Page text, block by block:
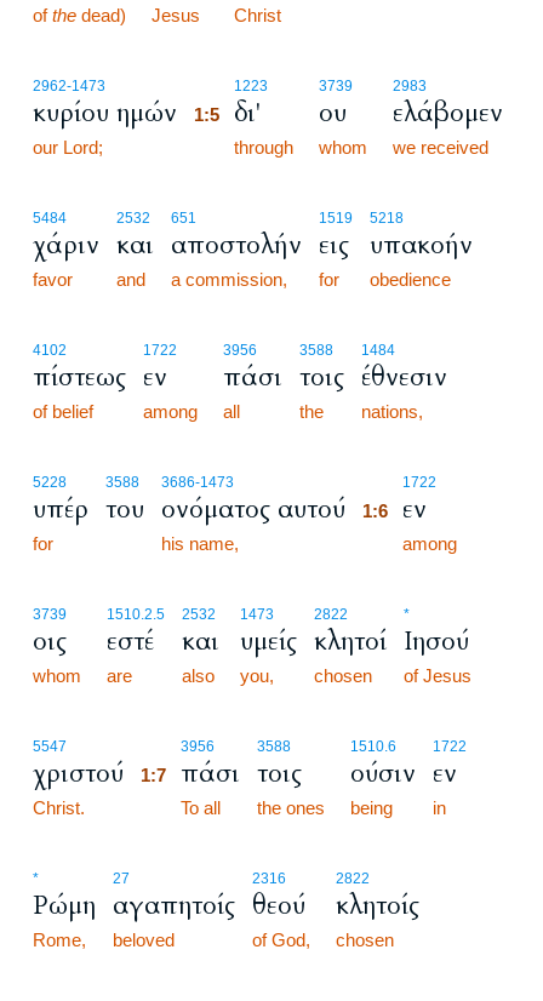
ofthe dead) Jesus Christ
2962-1473
κυρίου ημών
our Lord;
1223
1:5 δι'
through
3739
ου
whom
2983
ελάβομεν
we received
5484
χάριν
favor
2532
και
and
651
αποστολήν
a commission,
1519
εις
for
5218
υπακοήν
obedience
4102
πίστεως
of belief
1722
εν
among
3956
πάσι
all
3588
τοις
the
1484
έθνεσιν
nations,
5228
υπέρ
for
3588
του
3686-1473
ονόματος αυτού
his name,
1722
1:6 εν
among
3739
οις
whom
1510.2.5
εστέ
are
2532
και
also
1473
υμείς
you,
2822
κλητοί
chosen
*
Ιησού
of Jesus
5547
χριστού
Christ.
3956
1:7 πάσι
To all
3588
τοις
the ones
1510.6
ούσιν
being
1722
εν
in
*
Ρώμη
Rome,
27
αγαπητοίς
beloved
2316
θεού
of God,
2822
κλητοίς
chosen